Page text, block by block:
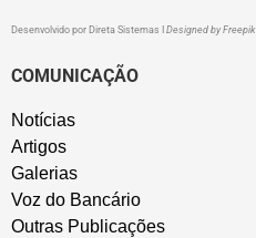
Desenvolvido por Direta Sistemas Designed by Freepik
COMUNICAÇÃO
Notícias
Artigos
Galerias
Voz do Bancário
Outras Publicações